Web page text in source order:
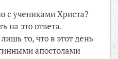
с учениками Христа?
на это ответа.
то, что в этот день
апостолами